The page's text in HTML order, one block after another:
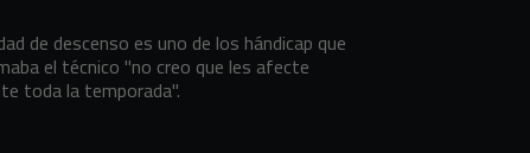
de descenso es uno de los hándicap que
el técnico "no creo que les afecte
toda la temporada".